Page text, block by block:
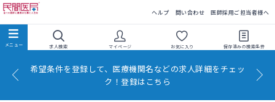
ヘルプ 問い合わせ 医師採用ご担当者様へ
求人検索 マイページ お気に入り 保存済みの検索条件
希望条件を登録して、医療機関名などの求人詳細をチェッ
ク！登録はこちら